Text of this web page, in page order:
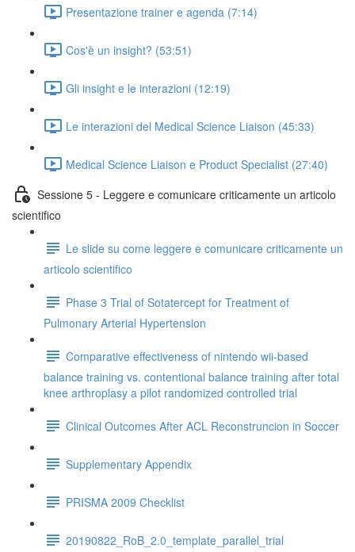
Presentazione trainer e agenda (7:14)
Cos'è un insight? (53:51)
Gli insight e le interazioni (12:19)
Le interazioni del Medical Science Liaison (45:33)
Medical Science Liaison e Product Specialist (27:40)
Sessione 5 - Leggere e comunicare criticamente un articolo
scientifico
Le slide su come leggere e comunicare criticamente un
articolo scientifico
Phase 3 Trial of Sotatercept for Treatment of
Pulmonary Arterial Hypertension
Comparative effectiveness of nintendo wii-based
balance training vs. contentional balance training after total
knee arthroplasy a pilot randomized controlled trial
Clinical Outcomes After ACL Reconstruncion in Soccer
Supplementary Appendix
PRISMA 2009 Checklist
20190822_RoB_2.0_template_parallel_trial